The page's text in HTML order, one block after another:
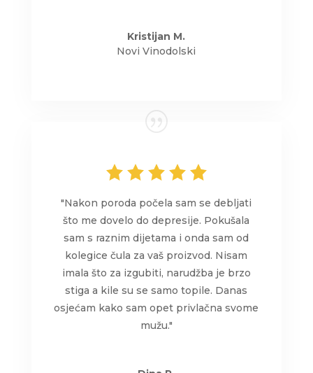
Kristijan M.
Novi Vinodolski
"Nakon poroda počela sam se debljati
što me dovelo do depresije. Pokušala
sam s raznim dijetama i onda sam od
kolegice čula za vaš proizvod. Nisam
imala što za izgubiti, narudžba je brzo
stiga a kile su se samo topile. Danas
osjećam kako sam opet privlačna svome
mužu."